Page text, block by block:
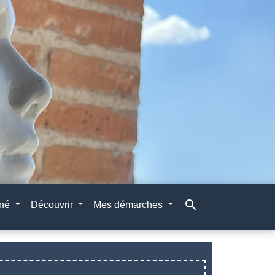
Découvrir Mes démarches search